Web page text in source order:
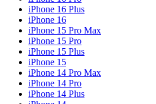
iPhone 16 Plus
iPhone 16
iPhone 15 Pro Max
iPhone 15 Pro
iPhone 15 Plus
iPhone 15
iPhone 14 Pro Max
iPhone 14 Pro
iPhone 14 Plus